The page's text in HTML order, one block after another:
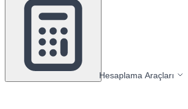
Hesaplama Araçları